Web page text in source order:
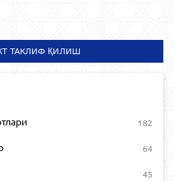
ТАКЛИФ ҚИЛИШ
182
64
45